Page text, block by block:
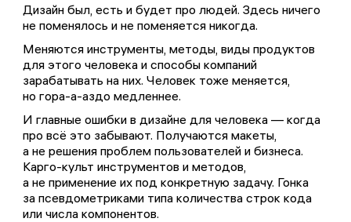
Комментариев пока не было...
Обменивайтесь эмоциями и мнением. Редакция
читает все комментарии, а на некоторые —
отвечает
Дизайн был, есть и будет про людей. Здесь ничего
не поменялось и не поменяется никогда.
Меняются инструменты, методы, виды продуктов
для этого человека и способы компаний
зарабатывать на них. Человек тоже меняется,
но гора-а-аздо медленнее.
И главные ошибки в дизайне для человека — когда
про всё это забывают. Получаются макеты,
а не решения проблем пользователей и бизнеса.
Карго-культ инструментов и методов,
а не применение их под конкретную задачу. Гонка
за псевдометриками типа количества строк кода
или числа компонентов.